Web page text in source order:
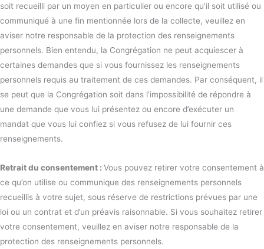
soit recueilli par un moyen en particulier ou encore qu’il soit utilisé ou
communiqué à une fin mentionnée lors de la collecte, veuillez en
aviser notre responsable de la protection des renseignements
personnels. Bien entendu, la Congrégation ne peut acquiescer à
certaines demandes que si vous fournissez les renseignements
personnels requis au traitement de ces demandes. Par conséquent, il
se peut que la Congrégation soit dans l’impossibilité de répondre à
une demande que vous lui présentez ou encore d’exécuter un
mandat que vous lui confiez si vous refusez de lui fournir ces
renseignements.
Retrait du consentement : Vous pouvez retirer votre consentement à
ce qu’on utilise ou communique des renseignements personnels
recueillis à votre sujet, sous réserve de restrictions prévues par une
loi ou un contrat et d’un préavis raisonnable. Si vous souhaitez retirer
votre consentement, veuillez en aviser notre responsable de la
protection des renseignements personnels.